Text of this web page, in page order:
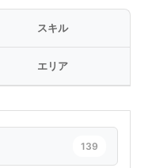
スキル
エリア
139